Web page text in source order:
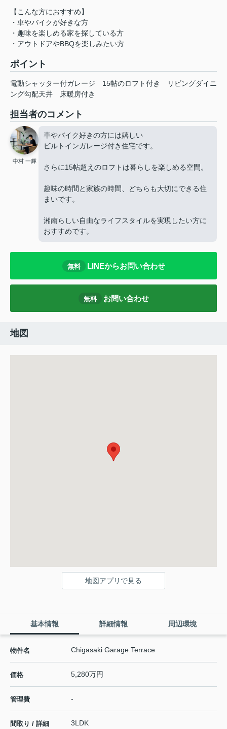
【こんな方におすすめ】
・車やバイクが好きな方
・趣味を楽しめる家を探している方
・アウトドアやBBQを楽しみたい方
ポイント
電動シャッター付ガレージ 15帖のロフト付き
リビングダイニ
ング勾配天井
床暖房付き
担当者のコメント
中村 一輝
車やバイク好きの方には嬉しい
ビルトインガレージ付き住宅です。
さらに15帖超えのロフトは暮らしを楽しめる空間。
趣味の時間と家族の時間、どちらも大切にできる住
まいです。
湘南らしい自由なライフスタイルを実現したい方に
おすすめです。
無料 LINEからお問い合わせ
無料 お問い合わせ
地図
地図アプリで見る
基本情報 詳細情報 周辺環境
物件名 Chigasaki Garage Terrace
価格 5,280万円
管理費 -
間取り / 詳細 3LDK